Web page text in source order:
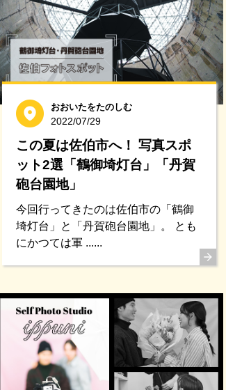
おおいたをたのしむ
2022/07/29
この夏は佐伯市へ！ 写真スポ
ット2選「鶴御埼灯台」「丹賀
砲台園地」
今回行ってきたのは佐伯市の「鶴御
埼灯台」と「丹賀砲台園地」。 とも
にかつては軍 ......